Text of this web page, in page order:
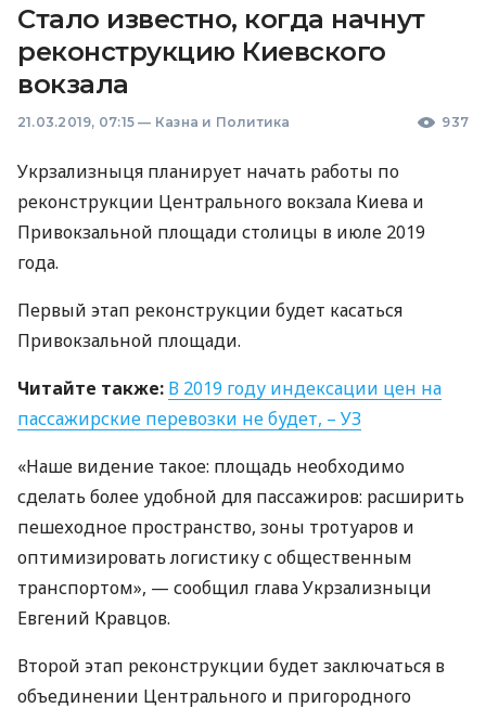
Стало известно, когда начнут
реконструкцию Киевского
вокзала
21.03.2019, 07:15 — Казна и Политика 937
Укрзализныця планирует начать работы по
реконструкции Центрального вокзала Киева и
Привокзальной площади столицы в июле 2019
года.
Первый этап реконструкции будет касаться
Привокзальной площади.
Читайте также: В 2019 году индексации цен на
пассажирские перевозки не будет, – УЗ
«Наше видение такое: площадь необходимо
сделать более удобной для пассажиров: расширить
пешеходное пространство, зоны тротуаров и
оптимизировать логистику с общественным
транспортом», — сообщил глава Укрзализныци
Евгений Кравцов.
Второй этап реконструкции будет заключаться в
объединении Центрального и пригородного